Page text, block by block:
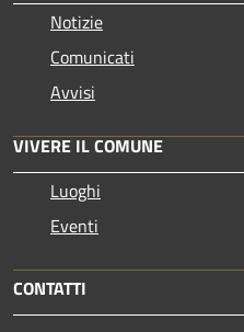
Notizie
Comunicati
Avvisi
VIVERE IL COMUNE
Luoghi
Eventi
CONTATTI